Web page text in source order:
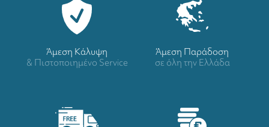
Άμεση Κάλυψη
& Πιστοποιημένο Service
Άμεση Παράδοση
σε όλη την Ελλάδα